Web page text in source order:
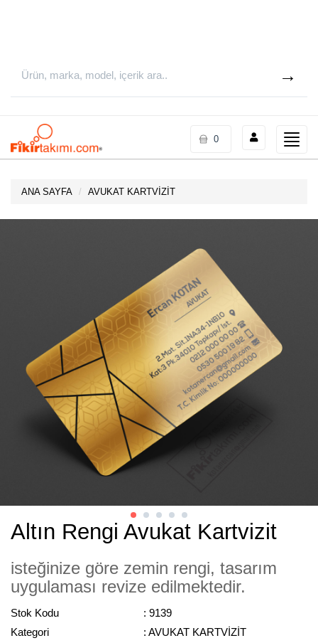
Toggle
0
ANA SAYFA AVUKAT KARTVİZİT
Altın Rengi Avukat Kartvizit
isteğinize göre zemin rengi, tasarım
uygulaması revize edilmektedir.
Stok Kodu
: 9139
Kategori
: AVUKAT KARTVİZİT